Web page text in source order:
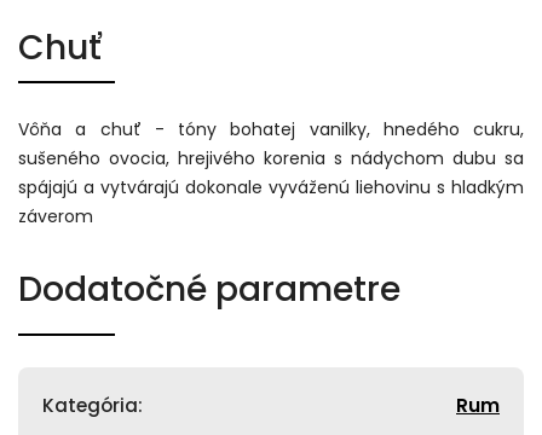
Chuť
Vôňa a chuť - tóny bohatej vanilky, hnedého cukru,
sušeného ovocia, hrejivého korenia s nádychom dubu sa
spájajú a vytvárajú dokonale vyváženú liehovinu s hladkým
záverom
Dodatočné parametre
Kategória: Rum